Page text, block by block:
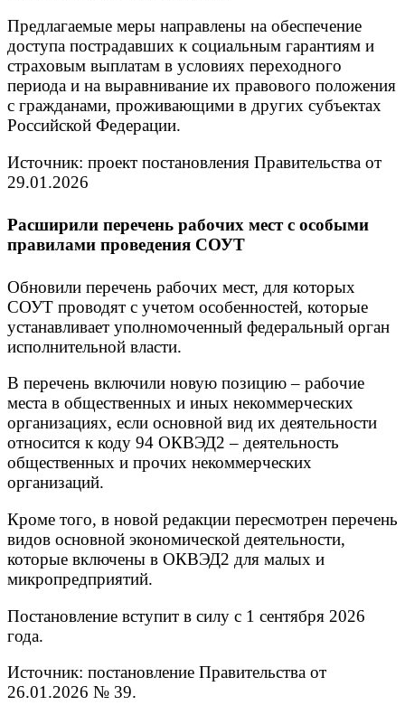
Предлагаемые меры направлены на обеспечение
доступа пострадавших к социальным гарантиям и
страховым выплатам в условиях переходного
периода и на выравнивание их правового положения
с гражданами, проживающими в других субъектах
Российской Федерации.
Источник: проект постановления Правительства от
29.01.2026
Расширили перечень рабочих мест с особыми
правилами проведения СОУТ
Обновили перечень рабочих мест, для которых
СОУТ проводят с учетом особенностей, которые
устанавливает уполномоченный федеральный орган
исполнительной власти.
В перечень включили новую позицию – рабочие
места в общественных и иных некоммерческих
организациях, если основной вид их деятельности
относится к коду 94 ОКВЭД2 – деятельность
общественных и прочих некоммерческих
организаций.
Кроме того, в новой редакции пересмотрен перечень
видов основной экономической деятельности,
которые включены в ОКВЭД2 для малых и
микропредприятий.
Постановление вступит в силу с 1 сентября 2026
года.
Источник: постановление Правительства от
26.01.2026 № 39.